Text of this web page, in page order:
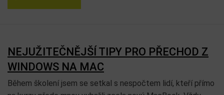
NEJUŽITEČNĚJŠÍ TIPY PRO PŘECHOD Z
WINDOWS NA MAC
Během školení jsem se setkal s nespočtem lidí, kteří přímo